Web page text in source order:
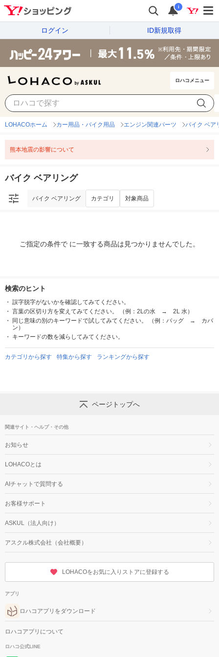
i
ログイン ID新規取得
ロハコメニュー
バイク ベアリング
LOHACOホーム カー用品・バイク用品 エンジン関連パーツ バイク ベア
熊本地震の影響について
バイク ベアリング
バイク ベアリング カテゴリ 対象商品
ご指定の条件で に一致する商品は見つかりませんでした。
検索のヒント
誤字脱字がないかを確認してみてください。
言葉の区切り方を変えてみてください。 （例：2Lの水 → 2L 水）
同じ意味の別のキーワードで試してみてください。 （例：バッグ → カバ
ン）
キーワードの数を減らしてみてください。
カテゴリから探す 特集から探す ランキングから探す
ページトップへ
関連サイト・ヘルプ・その他
お知らせ
LOHACOとは
AIチャットで質問する
お客様サポート
ASKUL（法人向け）
アスクル株式会社（会社概要）
LOHACOをお気に入りストアに登録する
アプリ
ロハコアプリをダウンロード
ロハコアプリについて
ロハコ公式LINE